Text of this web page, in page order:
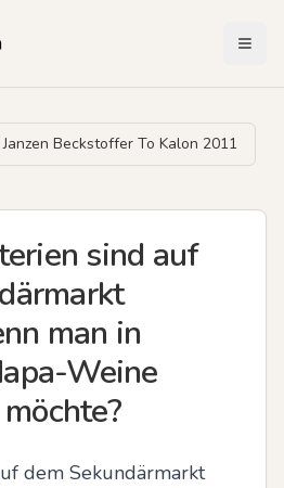
Janzen Beckstoffer To Kalon 2011
sind auf
man in
Weine
dem Sekundärmarkt